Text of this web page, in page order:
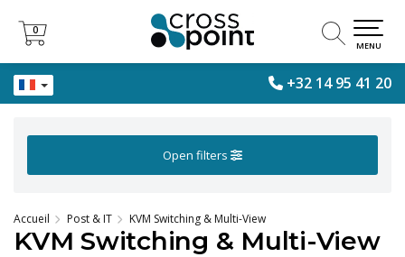
+32 14 95 41 20
0
0
MENU
Open filters
Accueil Post & IT KVM Switching & Multi-View
KVM Switching & Multi-View